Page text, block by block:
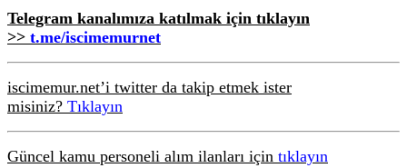
Telegram kanalımıza katılmak için tıklayın
>> t.me/iscimemurnet
iscimemur.net’i twitter da takip etmek ister
misiniz? Tıklayın
Güncel kamu personeli alım ilanları için tıklayın